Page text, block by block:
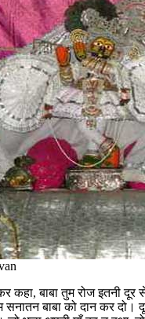
कहा, बाबा तुम रोज
सनातन बाबा को दान कर